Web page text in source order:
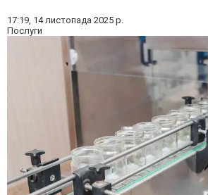
17:19, 14 листопада 2025 р.
Послуги